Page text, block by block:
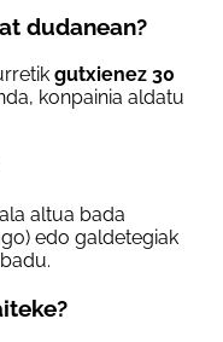
dudanean?
gutxienez 30
konpainia aldatu
altua bada
edo galdetegiak